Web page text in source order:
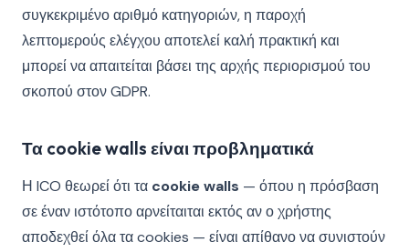
συγκεκριμένο αριθμό κατηγοριών, η παροχή
λεπτομερούς ελέγχου αποτελεί καλή πρακτική και
μπορεί να απαιτείται βάσει της αρχής περιορισμού του
σκοπού στον GDPR.
Τα cookie walls είναι προβληματικά
Η ICO θεωρεί ότι τα cookie walls — όπου η πρόσβαση
σε έναν ιστότοπο αρνείταιται εκτός αν ο χρήστης
αποδεχθεί όλα τα cookies — είναι απίθανο να συνιστούν